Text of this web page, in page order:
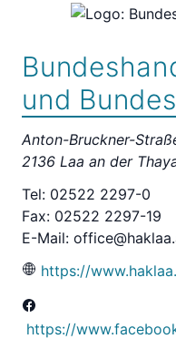
und
Anton-Bruckner-
2136 Laa an der
Tel: 02522 2297-0
Fax: 02522 2297-19
E-Mail:
https://
https://